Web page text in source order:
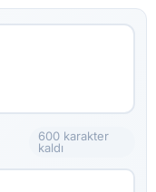
600 karakter
kaldı